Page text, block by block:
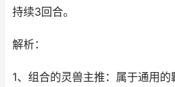
持续3回合。
解析：
1、组合的灵兽主推：属于通用